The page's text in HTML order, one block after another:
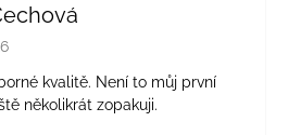
obchodu je 5 z 5 hvězdiček.
kvalitě. Není to můj první
několikrát zopakuji.